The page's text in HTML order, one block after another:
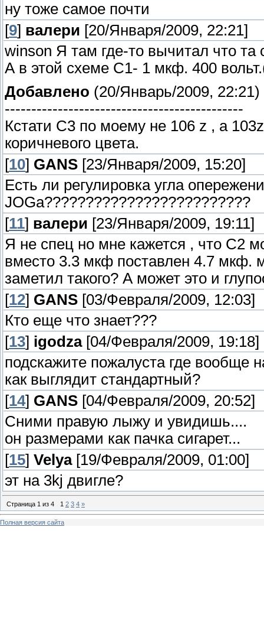
ну тоже самое почти
[9] валери [20/Января/2009, 22:21]
winson Я там где-то вычитал что
А в этой схеме С1- 1 мкф. 400
Добавлено (20/Январь/2009, 22:21)
---------------------------------------------
Кстати С3 по моему не 106 z , а
коричневого цвета.
[10] GANS [23/Января/2009, 15:20]
Есть ли регулировка угла
JOGа?????????????????????????
[11] валери [23/Января/2009, 19:11]
Я не спец но мне кажется , что С2
вместо 3.3 мкф поставлен 4.7 мкф.
заметил такого? А может это и
[12] GANS [03/Февраля/2009, 12:03]
Кто еще что знает???
[13] igodza[04/Февраля/2009, 19:18]
подскажите пожалуста где вообще
как выглядит стандартный?
[14] GANS [04/Февраля/2009, 20:52]
Сними правую лыжу и увидишь....
он размерами как пачка сигарет...
[15] Velya[19/Февраля/2009, 01:00]
эт на 3kj двигле?
Страница 1 из 4 1 2 3 4 »
Полная версия сайта